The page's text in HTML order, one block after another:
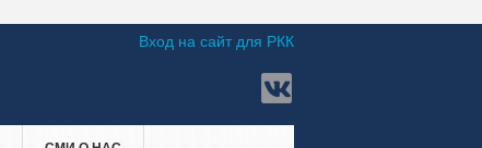
Вход на сайт для РКК